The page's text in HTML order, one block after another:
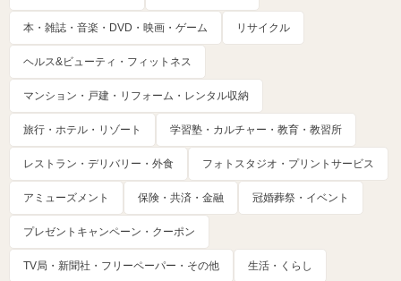
本・雑誌・音楽・DVD・映画・ゲーム リサイクル
ヘルス&ビューティ・フィットネス
マンション・戸建・リフォーム・レンタル収納
旅行・ホテル・リゾート 学習塾・カルチャー・教育・教習所
レストラン・デリバリー・外食 フォトスタジオ・プリントサービス
アミューズメント 保険・共済・金融 冠婚葬祭・イベント
プレゼントキャンペーン・クーポン
TV局・新聞社・フリーペーパー・その他 生活・くらし